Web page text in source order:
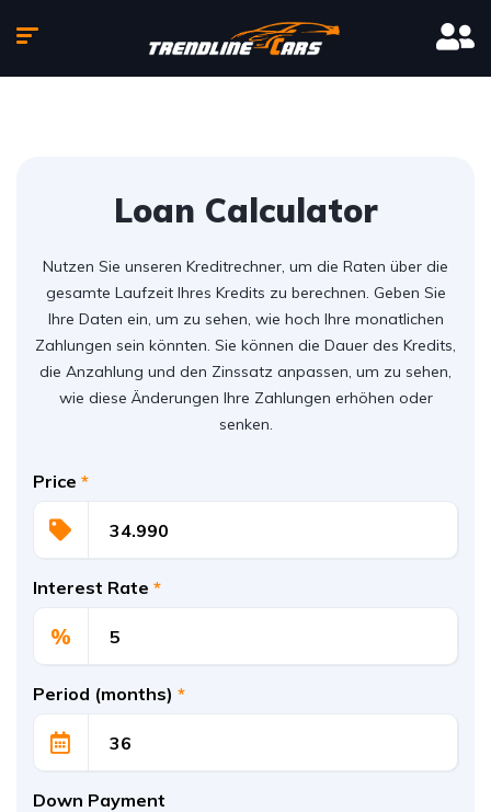
Loan Calculator
Nutzen Sie unseren Kreditrechner, um die Raten über die
gesamte Laufzeit Ihres Kredits zu berechnen. Geben Sie
Ihre Daten ein, um zu sehen, wie hoch Ihre monatlichen
Zahlungen sein könnten. Sie können die Dauer des Kredits,
die Anzahlung und den Zinssatz anpassen, um zu sehen,
wie diese Änderungen Ihre Zahlungen erhöhen oder
senken.
Price *
Interest Rate *
%
Period (months) *
Down Payment